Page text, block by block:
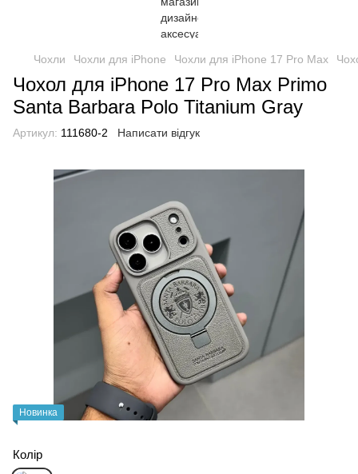
Чохли Чохли для iPhone Чохли для iPhone 17 Pro Max
Чoхол для iPhone 17 Pro Max Primo
Santa Barbara Polo Titanium Gray
Артикул: 111680-2 Написати відгук
Новинка
Колір